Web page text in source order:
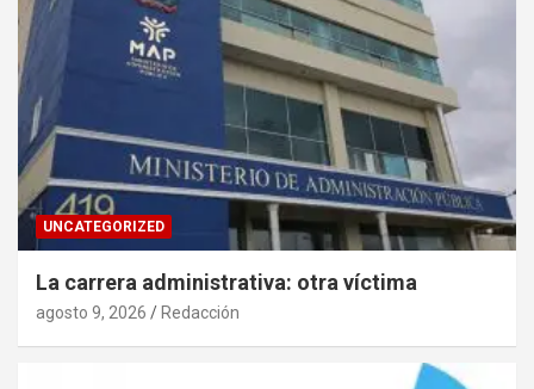
UNCATEGORIZED
La carrera administrativa: otra víctima
agosto 9, 2026 Redacción